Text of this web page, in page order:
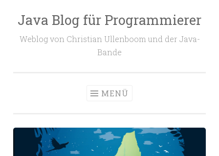
Zum
springen
Java Blog für Programmierer
Weblog von Christian Ullenboom und der Java-
Bande
MENÜ